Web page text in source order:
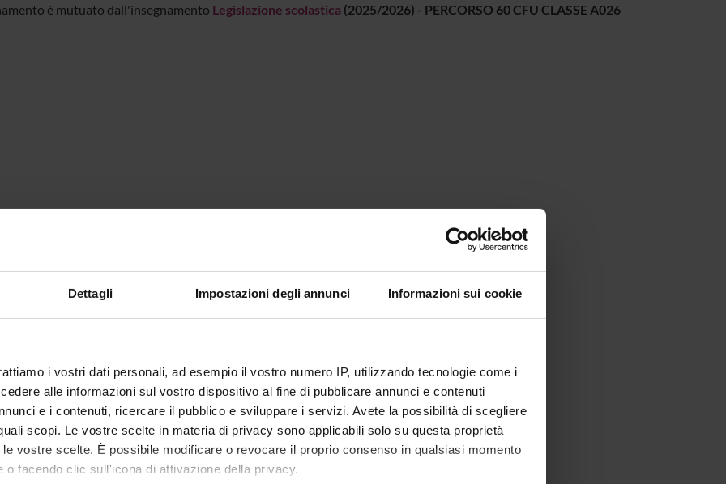
Dettagli Impostazioni degli annunci Informazioni sui cookie
i vostri dati personali, ad esempio il vostro numero IP, utilizzando tecnologie come i
alle informazioni sul vostro dispositivo al fine di pubblicare annunci e contenuti
e i contenuti, ricercare il pubblico e sviluppare i servizi. Avete la possibilità di scegliere
scopi. Le vostre scelte in materia di privacy sono applicabili solo su questa proprietà
vostre scelte. È possibile modificare o revocare il proprio consenso in qualsiasi momento
o facendo clic sull'icona di attivazione della privacy.
è mutuato dall'insegnamento Legislazione scolastica(2025/2026) - PERCORSO 60 CFU CLASSE A026